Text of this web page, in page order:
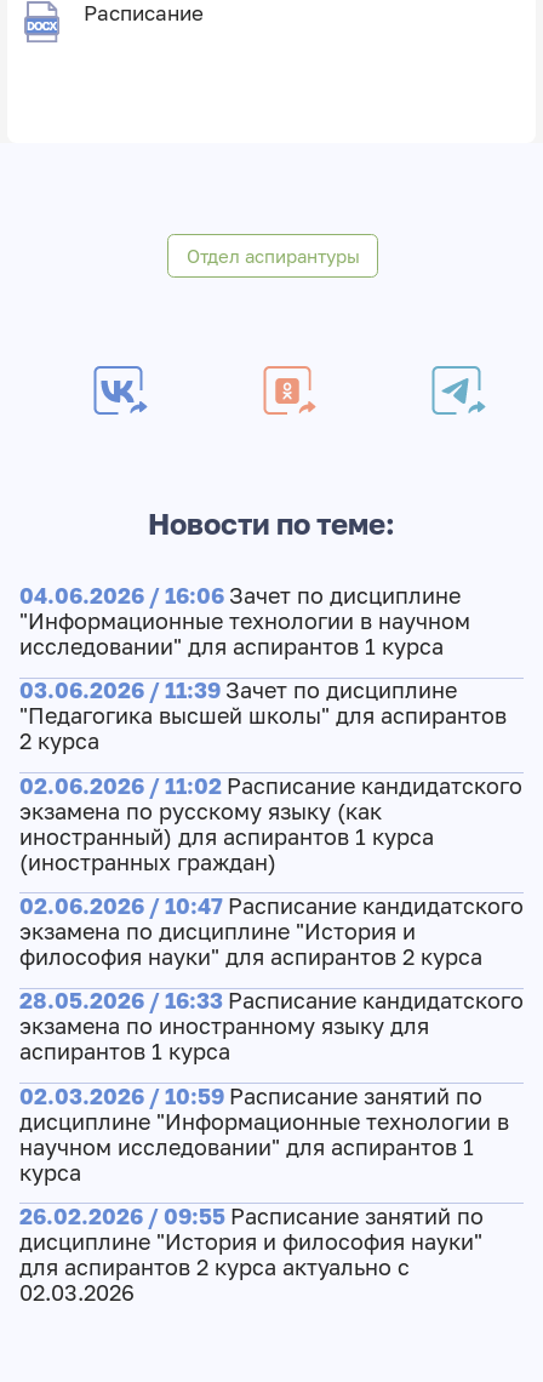
Расписание
Отдел аспирантуры
Новости по теме:
04.06.2026 / 16:06 Зачет по дисциплине
"Информационные технологии в научном
исследовании" для аспирантов 1 курса
03.06.2026 / 11:39 Зачет по дисциплине
"Педагогика высшей школы" для аспирантов
2 курса
02.06.2026 / 11:02 Расписание кандидатского
экзамена по русскому языку (как
иностранный) для аспирантов 1 курса
(иностранных граждан)
02.06.2026 / 10:47 Расписание кандидатского
экзамена по дисциплине "История и
философия науки" для аспирантов 2 курса
28.05.2026 / 16:33 Расписание кандидатского
экзамена по иностранному языку для
аспирантов 1 курса
02.03.2026 / 10:59 Расписание занятий по
дисциплине "Информационные технологии в
научном исследовании" для аспирантов 1
курса
26.02.2026 / 09:55 Расписание занятий по
дисциплине "История и философия науки"
для аспирантов 2 курса актуально с
02.03.2026